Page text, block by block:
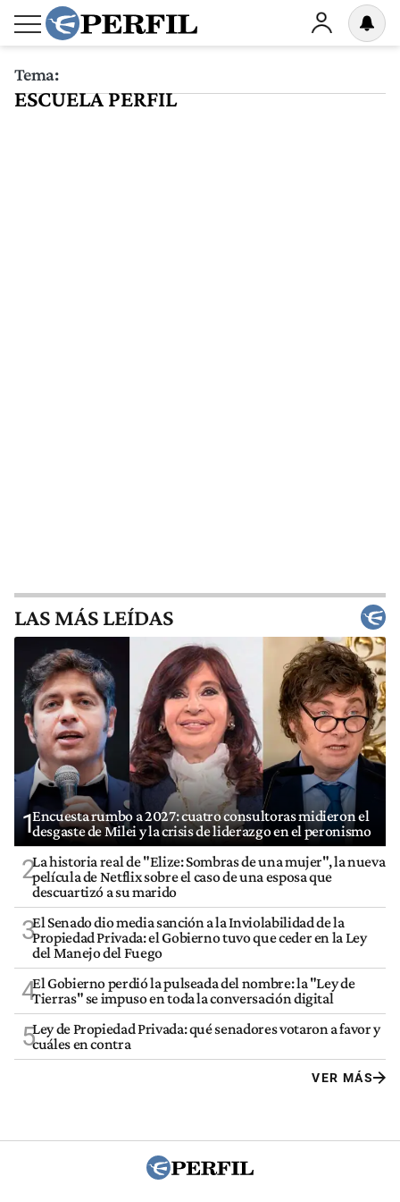
Tema:
ESCUELA PERFIL
LAS MÁS LEÍDAS
1Encuesta rumbo a 2027: cuatro consultoras midieron el
desgaste de Milei y la crisis de liderazgo en el peronismo
2La historia real de "Elize: Sombras de una mujer", la nueva
película de Netflix sobre el caso de una esposa que
descuartizó a su marido
3El Senado dio media sanción a la Inviolabilidad de la
Propiedad Privada: el Gobierno tuvo que ceder en la Ley
del Manejo del Fuego
4El Gobierno perdió la pulseada del nombre: la "Ley de
Tierras" se impuso en toda la conversación digital
5Ley de Propiedad Privada: qué senadores votaron a favor y
cuáles en contra
VER MÁS